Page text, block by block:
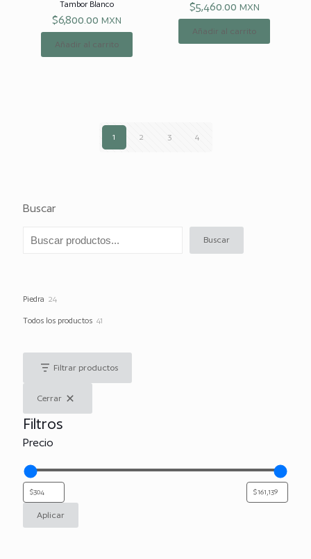
Tambor Blanco
$6,800.00 MXN
Añadir al carrito
$5,460.00 MXN
Añadir al carrito
1 2 3 4
Buscar
Buscar
Piedra 24
Todos los productos 41
Filtrar productos
Cerrar
Filtros
Precio
Aplicar